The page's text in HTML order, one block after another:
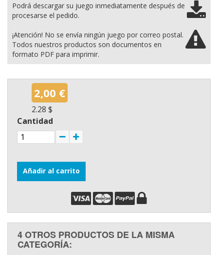
Podrá descargar su juego inmediatamente después de
procesarse el pedido.
¡Atención! No se envía ningún juego por correo postal.
Todos nuestros productos son documentos en
formato PDF para imprimir.
2,00 €
2.28 $
Cantidad
Añadir al carrito
4 OTROS PRODUCTOS DE LA MISMA
CATEGORÍA: